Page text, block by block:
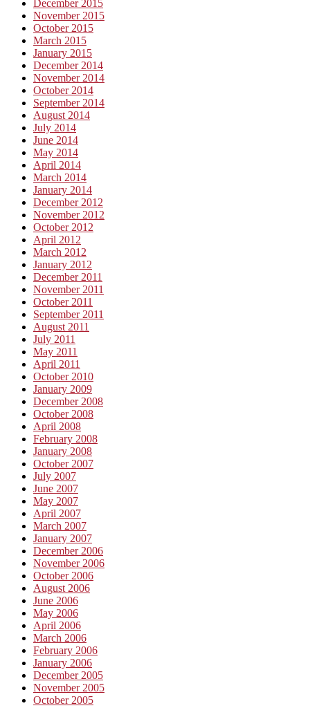
December 2015
November 2015
October 2015
March 2015
January 2015
December 2014
November 2014
October 2014
September 2014
August 2014
July 2014
June 2014
May 2014
April 2014
March 2014
January 2014
December 2012
November 2012
October 2012
April 2012
March 2012
January 2012
December 2011
November 2011
October 2011
September 2011
August 2011
July 2011
May 2011
April 2011
October 2010
January 2009
December 2008
October 2008
April 2008
February 2008
January 2008
October 2007
July 2007
June 2007
May 2007
April 2007
March 2007
January 2007
December 2006
November 2006
October 2006
August 2006
June 2006
May 2006
April 2006
March 2006
February 2006
January 2006
December 2005
November 2005
October 2005